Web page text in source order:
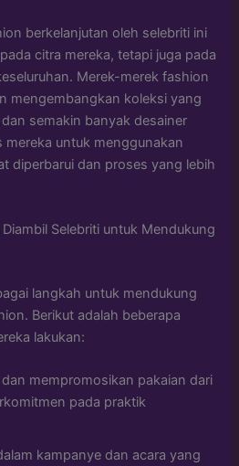
berkelanjutan oleh selebriti ini
citra mereka, tetapi juga pada
Merek-merek fashion
mengembangkan koleksi yang
semakin banyak desainer
untuk menggunakan
diperbarui dan proses yang lebih
Selebriti untuk Mendukung
langkah untuk mendukung
Berikut adalah beberapa
lakukan:
mempromosikan pakaian dari
pada praktik
kampanye dan acara yang